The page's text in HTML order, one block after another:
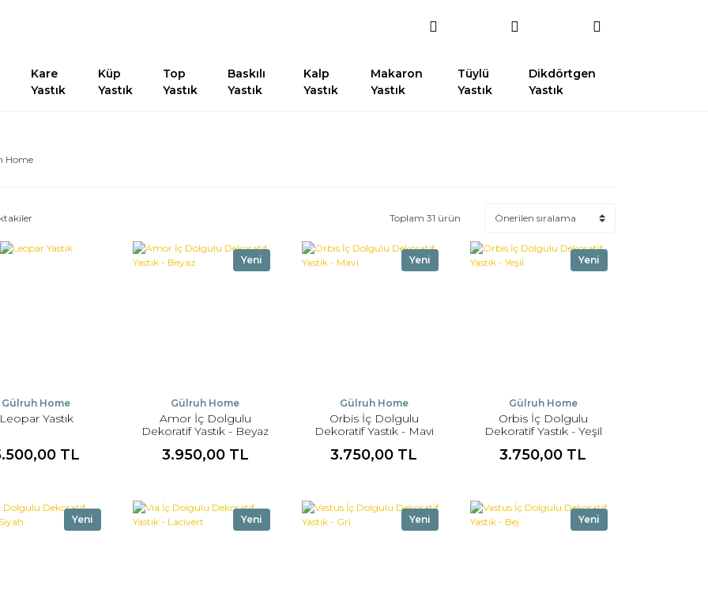
Kare
Yastık
Küp
Yastık
Top
Yastık
Baskılı
Yastık
Kalp
Yastık
Makaron
Yastık
Tüylü
Yastık
Dikdörtgen
Yastık
Home
Toplam 31 ürün
Gülruh Home
Yastık
TL
Yeni
Gülruh Home
Amor İç Dolgulu
Dekoratif Yastık - Beyaz
3.950,00 TL
Yeni
Gülruh Home
Orbis İç Dolgulu
Dekoratif Yastık - Mavi
3.750,00 TL
Yeni
Gülruh Home
Orbis İç Dolgulu
Dekoratif Yastık - Yeşil
3.750,00 TL
Yeni Yeni Yeni Yeni